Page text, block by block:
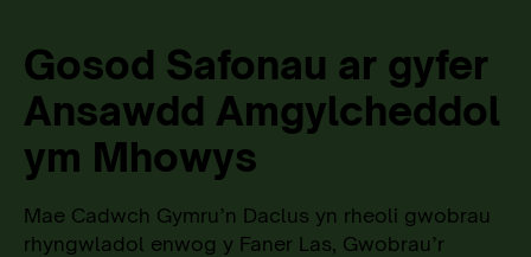
Gosod Safonau ar gyfer
Ansawdd Amgylcheddol
ym Mhowys
Mae Cadwch Gymru’n Daclus yn rheoli gwobrau
rhyngwladol enwog y Faner Las, Gwobrau’r